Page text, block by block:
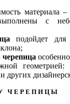
материала –
с
подойдет
геометрией:
других
ЧЕРЕПИЦЫ